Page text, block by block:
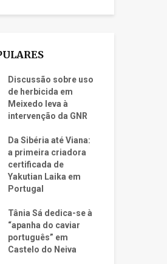
Discussão sobre uso
de herbicida em
Meixedo leva à
intervenção da GNR
Da Sibéria até Viana:
a primeira criadora
certificada de
Yakutian Laika em
Portugal
Tânia Sá dedica-se à
“apanha do caviar
português” em
Castelo do Neiva